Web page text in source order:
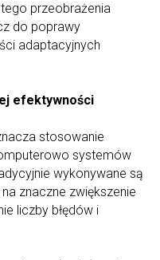
przeobrażenia
do poprawy
adaptacyjnych
efektywności
stosowanie
systemów
wykonywane są
znaczne zwiększenie
liczby błędów i